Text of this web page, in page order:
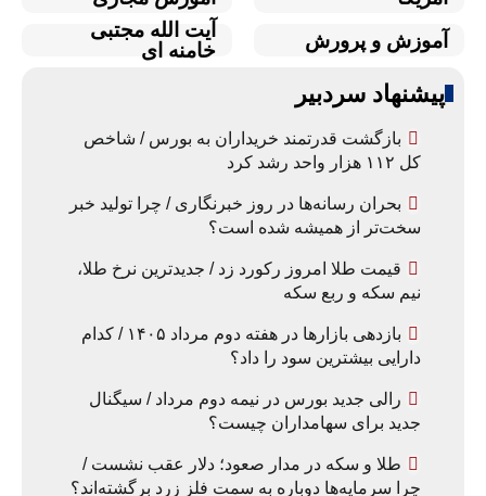
آموزش و پرورش
آیت الله مجتبی
خامنه ای
پیشنهاد سردبیر
بازگشت قدرتمند خریداران به بورس / شاخص
کل ۱۱۲ هزار واحد رشد کرد
بحران رسانه‌ها در روز خبرنگاری / چرا تولید خبر
سخت‌تر از همیشه شده است؟
قیمت طلا امروز رکورد زد / جدیدترین نرخ طلا،
نیم سکه و ربع سکه
بازدهی بازارها در هفته دوم مرداد ۱۴۰۵ / کدام
دارایی بیشترین سود را داد؟
رالی جدید بورس در نیمه دوم مرداد / سیگنال
جدید برای سهامداران چیست؟
طلا و سکه در مدار صعود؛ دلار عقب نشست /
چرا سرمایه‌ها دوباره به سمت فلز زرد برگشته‌اند؟